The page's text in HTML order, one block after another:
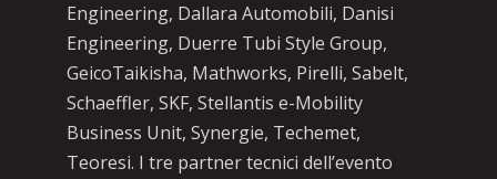
Engineering, Dallara Automobili, Danisi
Engineering, Duerre Tubi Style Group,
GeicoTaikisha, Mathworks, Pirelli, Sabelt,
Schaeffler, SKF, Stellantis e-Mobility
Business Unit, Synergie, Techemet,
Teoresi. I tre partner tecnici dell’evento